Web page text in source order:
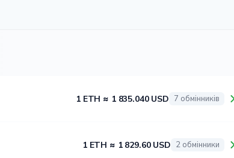
1 ETH ≈ 1 835.040 USD 7 обмінників
1 ETH ≈ 1 829.60 USD 2 обмінники